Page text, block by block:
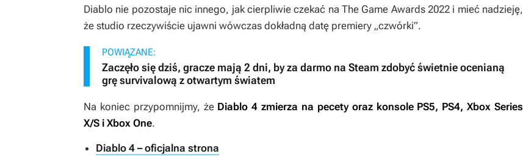
Diablo nie pozostaje nic innego, jak cierpliwie czekać na The Game Awards 2022 i mieć nadzieję,
że studio rzeczywiście ujawni wówczas dokładną datę premiery „czwórki”.
POWIĄZANE:
Zaczęło się dziś, gracze mają 2 dni, by za darmo na Steam zdobyć świetnie ocenianą
grę survivalową z otwartym światem
Na koniec przypomnijmy, że Diablo 4 zmierza na pecety oraz konsole PS5, PS4, Xbox Series
X/S i Xbox One.
Diablo 4 – oficjalna strona